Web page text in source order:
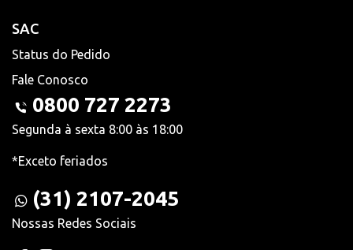
SAC
Status do Pedido
Fale Conosco
0800 727 2273
Segunda à sexta 8:00 às 18:00
*Exceto feriados
(31) 2107-2045
Nossas Redes Sociais